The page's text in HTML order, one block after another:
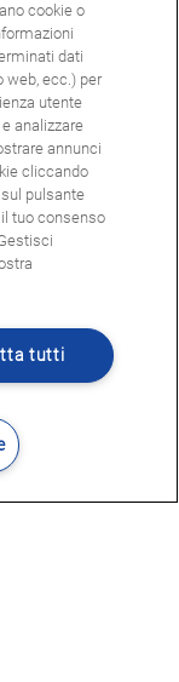
cookie o
dati
web, ecc.) per
utente
analizzare
annunci
cliccando
pulsante
tuo consenso
tutti